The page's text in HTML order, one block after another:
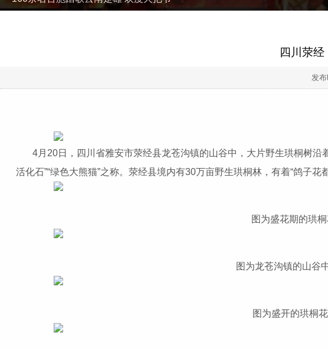
四川荥经
发
4月20日，四川省雅安市荥经县龙苍沟镇的山谷中，大片野生珙桐树沿
活化石”“绿色大熊猫”之称。荥经县境内有30万亩野生珙桐林，有着“鸽子
图为盛花期的珙
图为龙苍沟镇的山谷
图为盛开的珙桐